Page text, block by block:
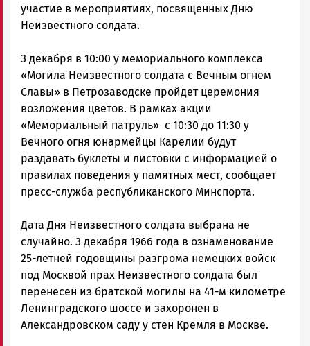
Петрозаводска
и
|
Петрозаводск
участие в мероприятиях, посвященных Дню
Неизвестного солдата.
3 декабря в 10:00 у мемориального комплекса
«Могила Неизвестного солдата с Вечным огнем
Славы» в Петрозаводске пройдет церемония
возложения цветов. В рамках акции
«Мемориальный патруль» с 10:30 до 11:30 у
Вечного огня юнармейцы Карелии будут
раздавать буклеты и листовки с информацией о
правилах поведения у памятных мест, сообщает
пресс-служба республиканского Минспорта.
Дата Дня Неизвестного солдата выбрана не
случайно. 3 декабря 1966 года в ознаменование
25-летней годовщины разгрома немецких войск
под Москвой прах Неизвестного солдата был
перенесен из братской могилы на 41-м километре
Ленинградского шоссе и захоронен в
Александровском саду у стен Кремля в Москве.